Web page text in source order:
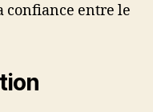
confiance entre le